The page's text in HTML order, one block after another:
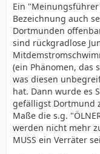
Ein
Bezeichnung auch
Dortmunden
sind rückgradlose
(ein Phänomen, das
was diesen
hat. Dann wurde es
gefälligst Dortmund
Maße die s.g.
werden nicht mehr
MUSS ein Verräter